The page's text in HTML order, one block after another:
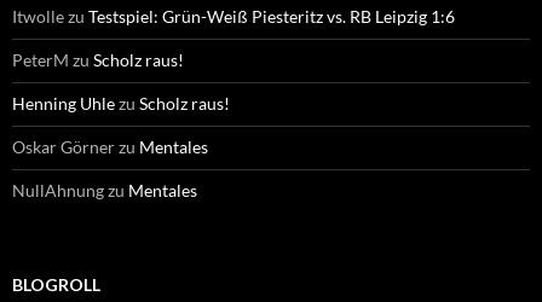
Itwollezu Testspiel: Grün-Weiß Piesteritz vs. RB Leipzig 1:6
PeterM zu Scholz raus!
Henning Uhlezu Scholz raus!
Oskar Görnerzu Mentales
NullAhnungzu Mentales
BLOGROLL